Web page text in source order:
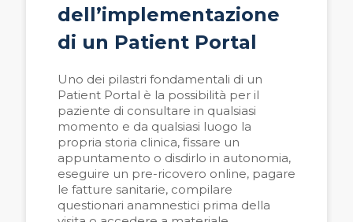
dell’implementazione
di un Patient Portal
Uno dei pilastri fondamentali di un
Patient Portal è la possibilità per il
paziente di consultare in qualsiasi
momento e da qualsiasi luogo la
propria storia clinica, fissare un
appuntamento o disdirlo in autonomia,
eseguire un pre-ricovero online, pagare
le fatture sanitarie, compilare
questionari anamnestici prima della